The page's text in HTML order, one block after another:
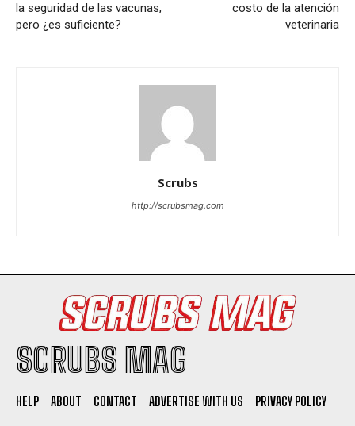
la seguridad de las vacunas,
pero ¿es suficiente?
costo de la atención
veterinaria
Scrubs
http://scrubsmag.com
SCRUBS MAG
HELP ABOUT CONTACT ADVERTISE WITH US PRIVACY POLICY